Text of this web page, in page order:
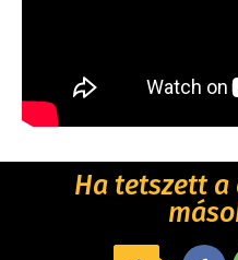
Ha tetszett a